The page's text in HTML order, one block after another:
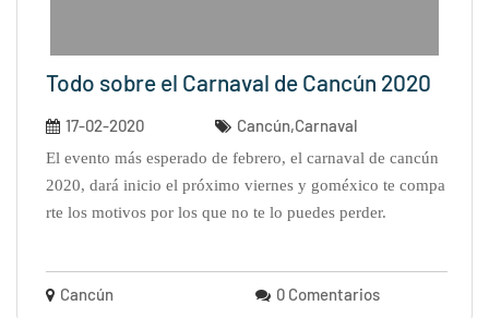
Todo sobre el Carnaval de Cancún 2020
17-02-2020 Cancún,Carnaval
el evento más esperado de febrero, el carnaval de cancún
2020, dará inicio el próximo viernes y goméxico te compa
rte los motivos por los que no te lo puedes perder.
Cancún 0 Comentarios